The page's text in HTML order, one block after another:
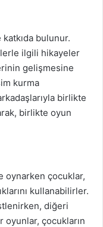
bulunur.
ilgili hikayeler
gelişmesine
kurma
birlikte
birlikte oyun
oynarken çocuklar,
kullanabilirler.
diğeri
oyunlar, çocukların